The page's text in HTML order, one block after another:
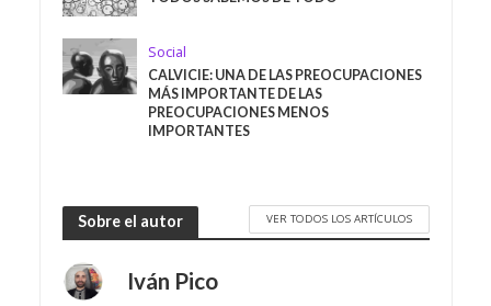
Social
CALVICIE: UNA DE LAS PREOCUPACIONES
MÁS IMPORTANTE DE LAS
PREOCUPACIONES MENOS
IMPORTANTES
Sobre el autor VER TODOS LOS ARTÍCULOS
Iván Pico